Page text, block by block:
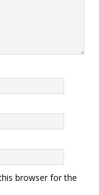
browser for the